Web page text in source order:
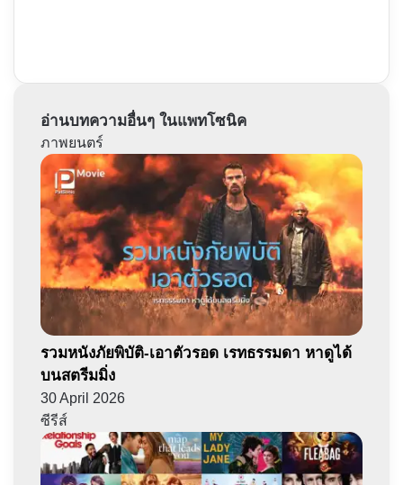
อ่านบทความอื่นๆ ในแพทโซนิค
ภาพยนตร์
รวมหนังภัยพิบัติ-เอาตัวรอด เรทธรรมดา หาดูได้
บนสตรีมมิ่ง
30 April 2026
ซีรีส์